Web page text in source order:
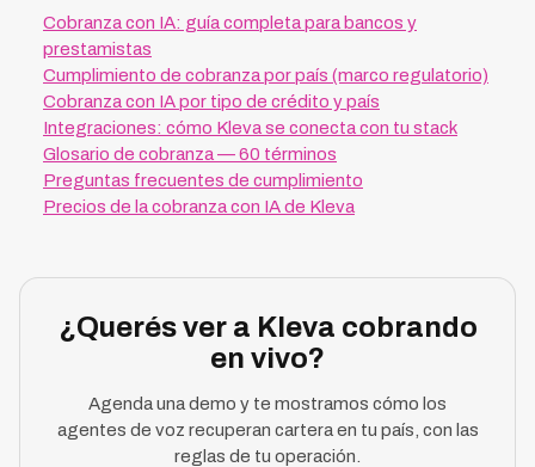
Cobranza con IA: guía completa para bancos y
prestamistas
Cumplimiento de cobranza por país (marco regulatorio)
Cobranza con IA por tipo de crédito y país
Integraciones: cómo Kleva se conecta con tu stack
Glosario de cobranza — 60 términos
Preguntas frecuentes de cumplimiento
Precios de la cobranza con IA de Kleva
¿Querés ver a Kleva cobrando
en vivo?
Agenda una demo y te mostramos cómo los
agentes de voz recuperan cartera en tu país, con las
reglas de tu operación.